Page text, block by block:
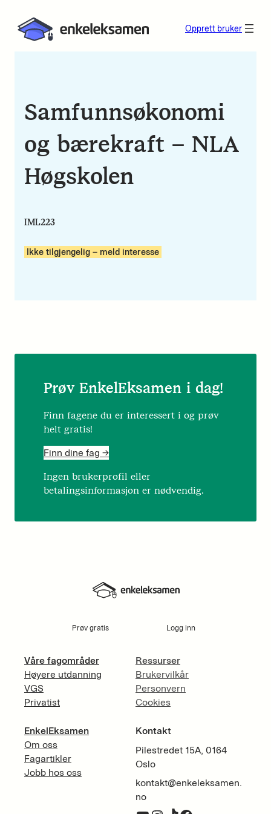
Opprett bruker
Samfunnsøkonomi
og bærekraft – NLA
Høgskolen
IML223
Ikke tilgjengelig – meld interesse
Prøv EnkelEksamen i dag!
Finn fagene du er interessert i og prøv
helt gratis!
Finn dine fag ->
Ingen brukerprofil eller
betalingsinformasjon er nødvendig.
Prøv gratis Logg inn
Våre fagområder
Høyere utdanning
VGS
Privatist
EnkelEksamen
Om oss
Fagartikler
Jobb hos oss
Ressurser
Brukervilkår
Personvern
Cookies
Kontakt
Pilestredet 15A, 0164
Oslo
kontakt@enkeleksamen.
no